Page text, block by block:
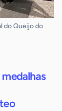
do Queijo do